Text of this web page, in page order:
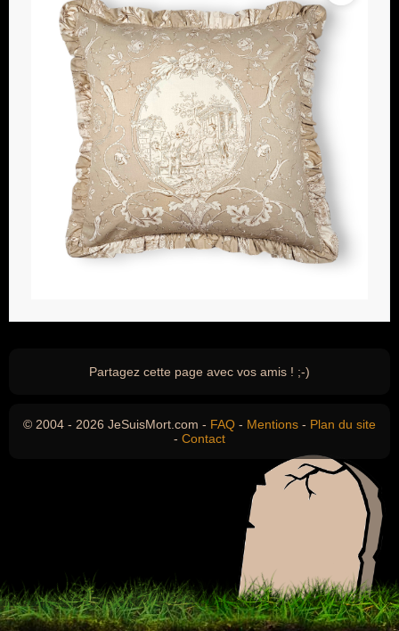
Partagez cette page avec vos amis ! ;-)
© 2004 - 2026 JeSuisMort.com - FAQ - Mentions - Plan du site
- Contact